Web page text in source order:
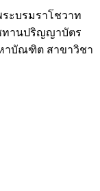
ะบรมราโชวาท
ทานปริญญาบัตร
าบัณฑิต สาขาวิชา